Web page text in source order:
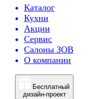
Каталог
Кухни
Акции
Сервис
Салоны ЗОВ
О компании
Бесплатный
дизайн-проект